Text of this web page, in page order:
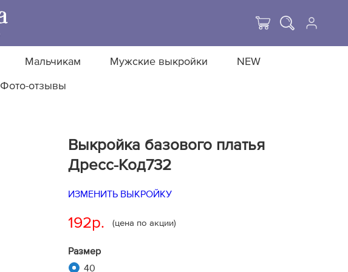
Мальчикам Мужские выкройки NEW
Фото-отзывы
Выкройка базового платья
Дресс-Код732
ИЗМЕНИТЬ ВЫКРОЙКУ
192р. (цена по акции)
Размер
40